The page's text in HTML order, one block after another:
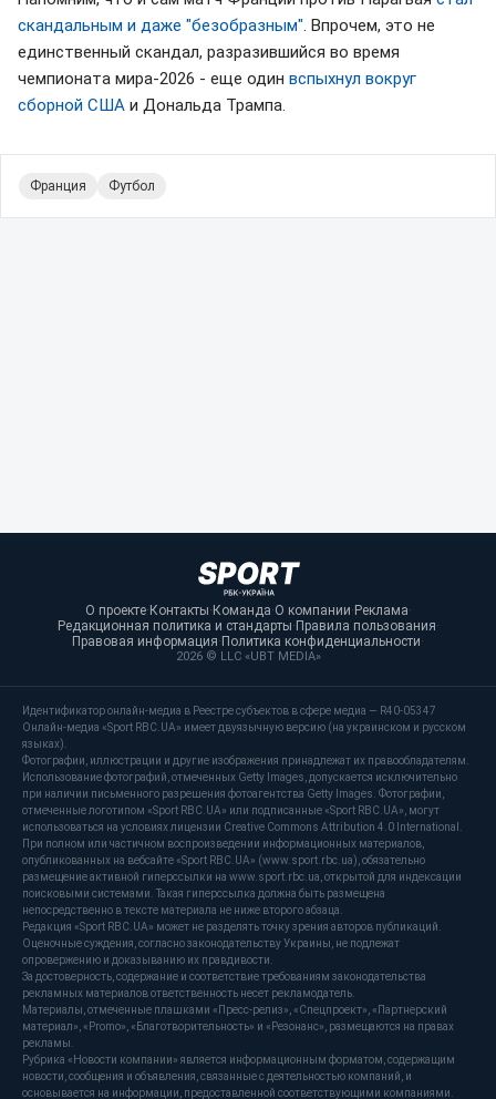
скандальным и даже "безобразным" . Впрочем, это не
единственный скандал, разразившийся во время
чемпионата мира-2026 - еще один вспыхнул вокруг
сборной США и Дональда Трампа.
Франция Футбол
О проекте·Контакты·Команда·О компании·Реклама·
Редакционная политика и стандарты·Правила пользования·
Правовая информация·Политика конфиденциальности·
2026 © LLC «UBT MEDIA»
Идентификатор онлайн-медиа в Реестре субъектов в сфере медиа — R40-05347
Онлайн-медиа «Sport RBC.UA» имеет двуязычную версию (на украинском и русском
языках).
Фотографии, иллюстрации и другие изображения принадлежат их правообладателям.
Использование фотографий, отмеченных Getty Images, допускается исключительно
при наличии письменного разрешения фотоагентства Getty Images. Фотографии,
отмеченные логотипом «Sport RBC.UA» или подписанные «Sport RBC.UA», могут
использоваться на условиях лицензии Creative Commons Attribution 4.0 International.
При полном или частичном воспроизведении информационных материалов,
опубликованных на вебсайте «Sport RBC.UA» (www.sport.rbc.ua), обязательно
размещение активной гиперссылки на www.sport.rbc.ua, открытой для индексации
поисковыми системами. Такая гиперссылка должна быть размещена
непосредственно в тексте материала не ниже второго абзаца.
Редакция «Sport RBC.UA» может не разделять точку зрения авторов публикаций.
Оценочные суждения, согласно законодательству Украины, не подлежат
опровержению и доказыванию их правдивости.
За достоверность, содержание и соответствие требованиям законодательства
рекламных материалов ответственность несет рекламодатель.
Материалы, отмеченные плашками «Пресс-релиз», «Спецпроект», «Партнерский
материал», «Promo», «Благотворительность» и «Резонанс», размещаются на правах
рекламы.
Рубрика «Новости компании» является информационным форматом, содержащим
новости, сообщения и объявления, связанные с деятельностью компаний, и
основывается на информации, предоставленной соответствующими компаниями.